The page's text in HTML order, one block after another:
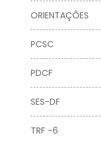
ORIENTAÇÕES
PCSC
PDCF
SES-DF
TRF -6